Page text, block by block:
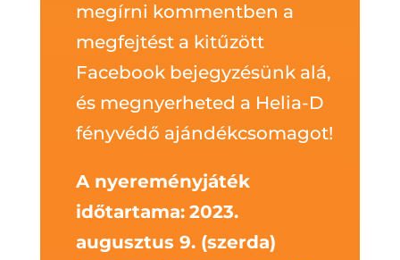
megírni kommentben a
megfejtést a kitűzött
Facebook bejegyzésünk alá,
és megnyerheted a Helia-D
fényvédő ajándékcsomagot!
A nyereményjáték
időtartama: 2023.
augusztus 9. (szerda)